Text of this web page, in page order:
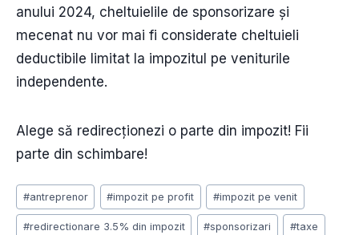
anului 2024, cheltuielile de sponsorizare și
mecenat nu vor mai fi considerate cheltuieli
deductibile limitat la impozitul pe veniturile
independente.
Alege să redirecționezi o parte din impozit! Fii
parte din schimbare!
Post
Tags:
#antreprenor #impozit pe profit #impozit pe venit
#redirectionare 3.5% din impozit #sponsorizari #taxe